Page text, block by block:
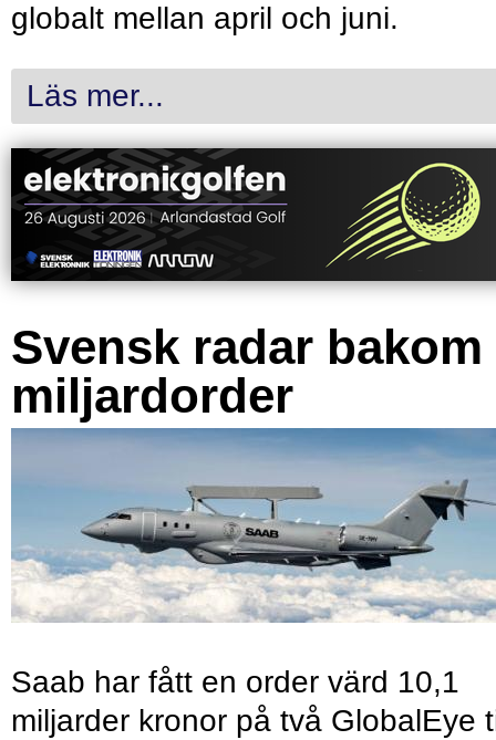
globalt mellan april och juni.
Läs mer...
Svensk radar bakom
miljardorder
Saab har fått en order värd 10,1
miljarder kronor på två GlobalEye